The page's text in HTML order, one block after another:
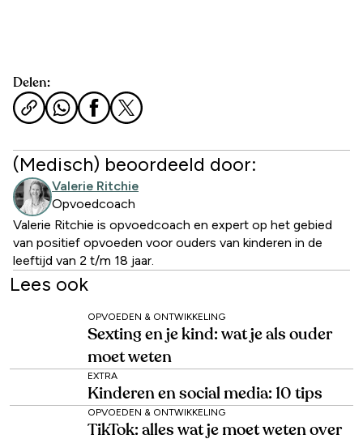
Delen:
(Medisch) beoordeeld door:
Valerie Ritchie
Opvoedcoach
Valerie Ritchie is opvoedcoach en expert op het gebied
van positief opvoeden voor ouders van kinderen in de
leeftijd van 2 t/m 18 jaar.
Lees ook
OPVOEDEN & ONTWIKKELING
Sexting en je kind: wat je als ouder
moet weten
EXTRA
Kinderen en social media: 10 tips
OPVOEDEN & ONTWIKKELING
TikTok: alles wat je moet weten over